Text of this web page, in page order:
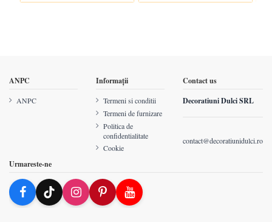
ANPC
ANPC
Informații
Termeni si conditii
Termeni de furnizare
Politica de
confidentialitate
Cookie
Contact us
Decoratiuni Dulci SRL
contact@decoratiunidulci.ro
Urmareste-ne